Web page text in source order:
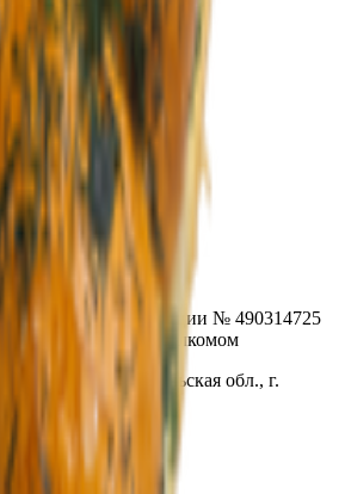
регистрации № 490314725
Гомельским облисполкомом
Беларусь, Гомельская обл., г.
А